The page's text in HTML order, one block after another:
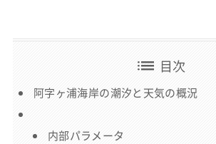
list 目次
阿字ヶ浦海岸の潮汐と天気の概況
内部パラメータ